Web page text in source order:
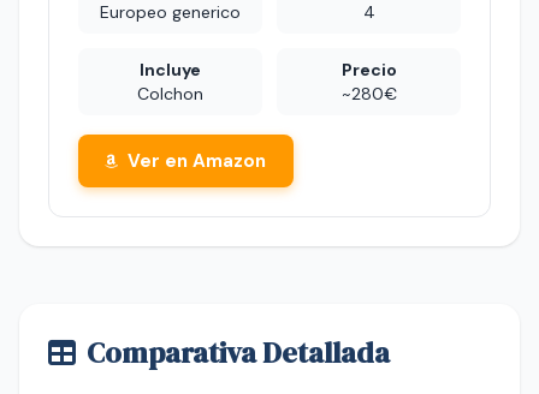
Europeo generico
4
Incluye
Colchon
Precio
~280€
Ver en Amazon
Comparativa Detallada